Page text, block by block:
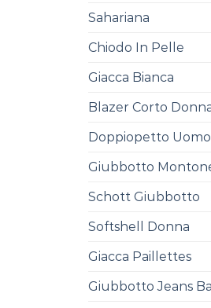
Sahariana
Chiodo In Pelle
Giacca Bianca
Blazer Corto
Doppiopetto Uomo
Giubbotto
Schott Giubbotto
Softshell Donna
Giacca Paillettes
Giubbotto Jeans